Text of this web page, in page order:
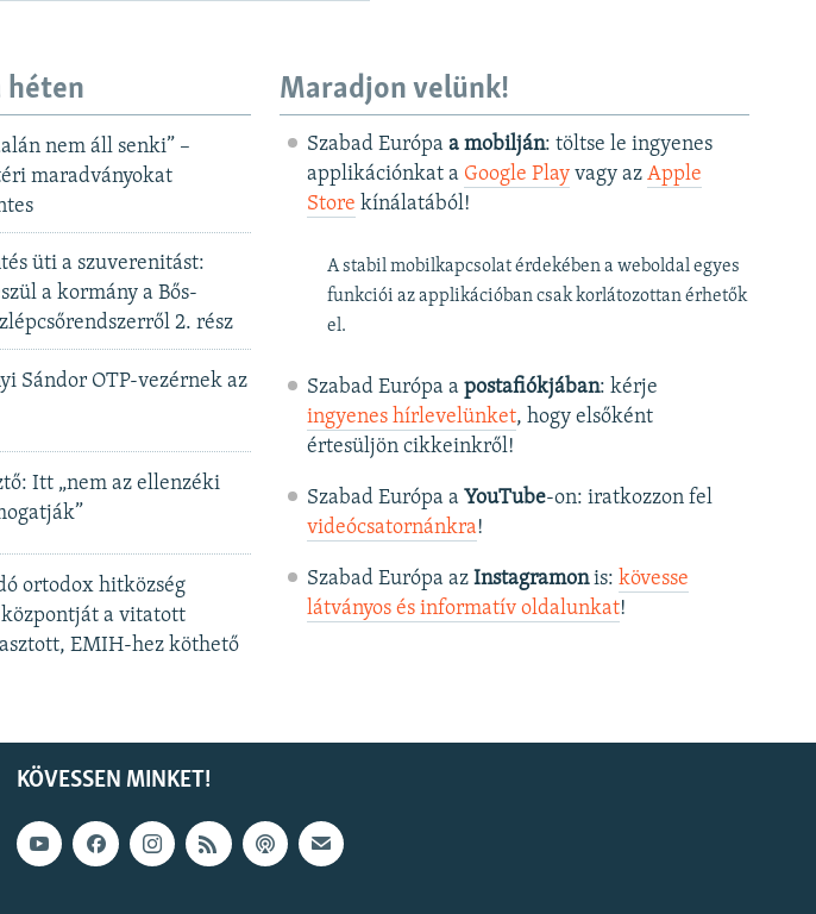
héten
nem áll senki” –
maradványokat
üti a szuverenitást:
a kormány a Bős-
2. rész
Sándor OTP-vezérnek az
Itt „nem az ellenzéki
ortodox hitközség
a vitatott
EMIH-hez köthető
Maradjon velünk!
Szabad Európa a mobilján: töltse le ingyenes
applikációnkat a Google Playvagy az Apple
Store kínálatából!
A stabil mobilkapcsolat érdekében a weboldal egyes
funkciói az applikációban csak korlátozottan érhetők
el.
Szabad Európa a postafiókjában: kérje
ingyenes hírlevelünket, hogy elsőként
értesüljön cikkeinkről!
Szabad Európa a YouTube-on: iratkozzon fel
videócsatornánkra!
Szabad Európa az Instagramonis: kövesse
látványos és informatív oldalunkat! ​
KÖVESSEN MINKET!